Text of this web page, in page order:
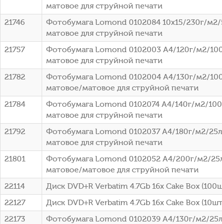
матовое для струйной печати
21746
Фотобумага Lomond 0102084 10x15/230г/
матовое для струйной печати
21757
Фотобумага Lomond 0102003 A4/120г/м2/
матовое для струйной печати
21782
Фотобумага Lomond 0102004 A4/130г/м2/
матовое/матовое для струйной печати
21784
Фотобумага Lomond 0102074 A4/140г/м2/
матовое для струйной печати
21792
Фотобумага Lomond 0102037 A4/180г/м2/
матовое для струйной печати
21801
Фотобумага Lomond 0102052 A4/200г/м2/
матовое/матовое для струйной печати
22114
Диск DVD+R Verbatim 4.7Gb 16x Cake Box
22127
Диск DVD+R Verbatim 4.7Gb 16x Cake Box
22173
Фотобумага Lomond 0102039 A4/130г/м2/